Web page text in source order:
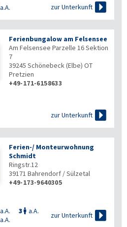
a.A. zur Unterkunft 
Ferienbungalow am Felsensee
Am Felsensee Parzelle 16 Sektion
7
39245 Schönebeck (Elbe) OT
Pretzien
+49-171-6158633
zur Unterkunft 
Ferien-/ Monteurwohnung
Schmidt
Ringstr.12
39171 Bahrendorf / Sülzetal
+49-173-9640305
a.A. 3  a.A.
a.A.
zur Unterkunft 